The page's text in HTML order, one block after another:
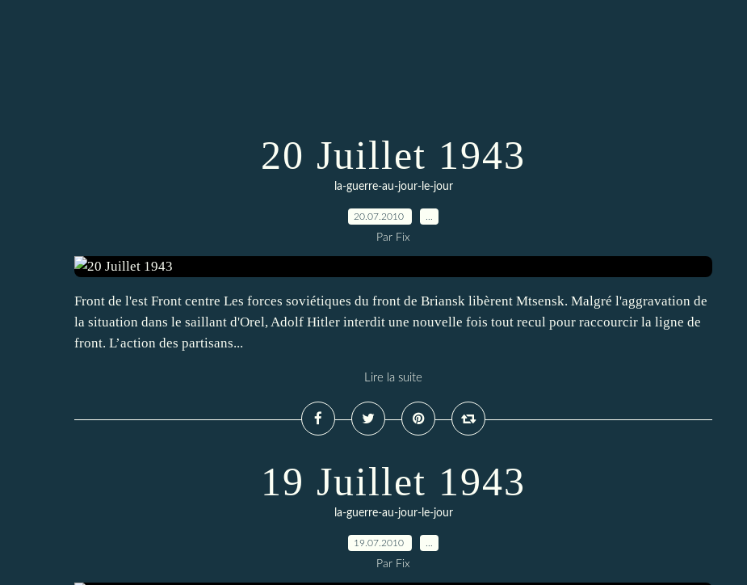
20 Juillet 1943
la-guerre-au-jour-le-jour
20.07.2010
Par Fix
Front de l'est Front centre Les forces soviétiques du front de Briansk libèrent Mtsensk. Malgré l'aggravation de
la situation dans le saillant d'Orel, Adolf Hitler interdit une nouvelle fois tout recul pour raccourcir la ligne de
front. L’action des partisans...
Lire la suite
19 Juillet 1943
la-guerre-au-jour-le-jour
19.07.2010
Par Fix